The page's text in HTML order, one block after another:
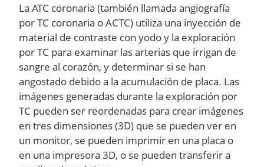
La ATC coronaria (también llamada angiografía
por TC coronaria o ACTC) utiliza una inyección de
material de contraste con yodo y la exploración
por TC para examinar las arterias que irrigan de
sangre al corazón, y determinar si se han
angostado debido a la acumulación de placa. Las
imágenes generadas durante la exploración por
TC pueden ser reordenadas para crear imágenes
en tres dimensiones (3D) que se pueden ver en
un monitor, se pueden imprimir en una placa o
en una impresora 3D, o se pueden transferir a